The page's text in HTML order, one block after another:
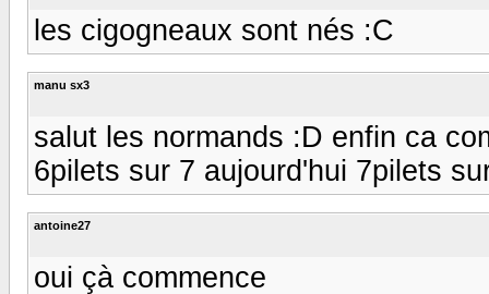
les cigogneaux sont nés :C
manu sx3
salut les normands :D enfin ca
6pilets sur 7 aujourd'hui 7pilets
antoine27
oui çà commence